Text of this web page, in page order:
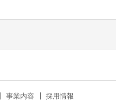
事業内容 採用情報